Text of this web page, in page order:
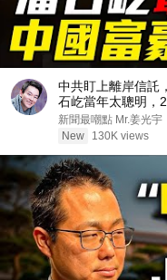
中共盯上離岸信託
石屹當年太聰明，
『新聞最嘲點 姜光
新聞最嘲點 Mr.姜光宇
New
130K views